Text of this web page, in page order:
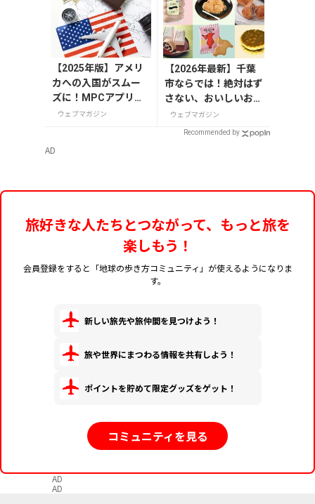
【2025年版】アメリ
カへの入国がスムー
ズに！MPCアプリの
登録方法や使い方を
ウェブマガジン
【2026年最新】千葉
市ならでは！絶対はず
さない、おいしいお土
産10選
ウェブマガジン
Recommended by
AD
旅好きな人たちとつながって、もっと旅を
楽しもう！
会員登録をすると「地球の歩き方コミュニティ」が使えるようになりま
す。
新しい旅先や旅仲間を見つけよう！
旅や世界にまつわる情報を共有しよう！
ポイントを貯めて限定グッズをゲット！
コミュニティを見る
AD
AD